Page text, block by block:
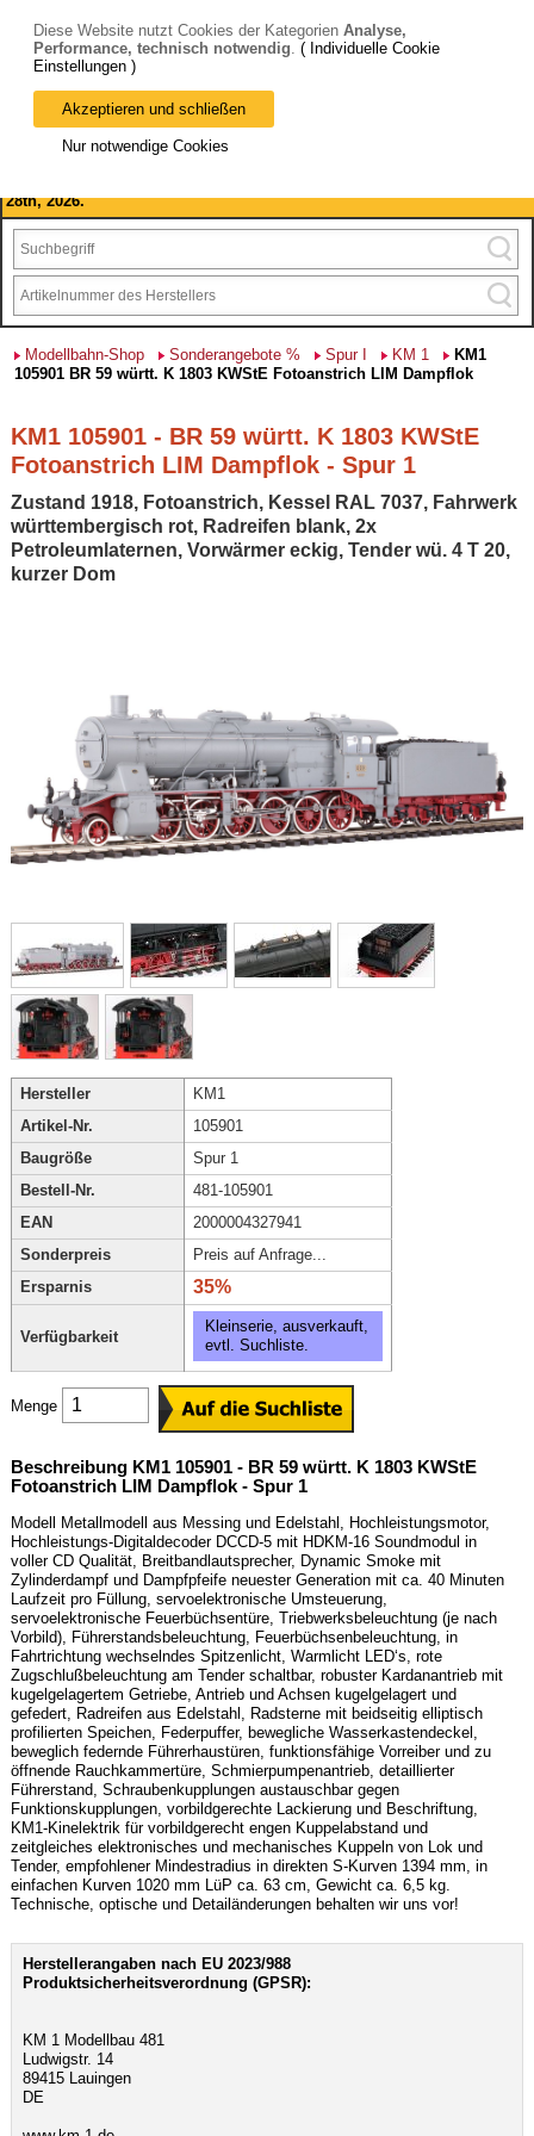
Bitte beachten Sie: wir machen Betriebsferien, vom 03. bis 28.
August 2026 haben wir geschlossen.
28th, 2026.
Modellbahn-Shop Sonderangebote % Spur I KM 1
KM1
105901 BR 59 württ. K 1803 KWStE Fotoanstrich LIM Dampflok
KM1 105901 - BR 59 württ. K 1803 KWStE
Fotoanstrich LIM Dampflok - Spur 1
Zustand 1918, Fotoanstrich, Kessel RAL 7037, Fahrwerk
württembergisch rot, Radreifen blank, 2x
Petroleumlaternen, Vorwärmer eckig, Tender wü. 4 T 20,
kurzer Dom
Hersteller
KM1
Artikel-Nr.
105901
Baugröße
Spur 1
Bestell-Nr.
481-105901
EAN
2000004327941
Sonderpreis
Preis auf Anfrage...
Ersparnis
35%
Verfügbarkeit
Kleinserie, ausverkauft,
evtl. Suchliste.
Menge
Beschreibung KM1 105901 - BR 59 württ. K 1803 KWStE
Fotoanstrich LIM Dampflok - Spur 1
Modell Metallmodell aus Messing und Edelstahl, Hochleistungsmotor,
Hochleistungs-Digitaldecoder DCCD-5 mit HDKM-16 Soundmodul in
voller CD Qualität, Breitbandlautsprecher, Dynamic Smoke mit
Zylinderdampf und Dampfpfeife neuester Generation mit ca. 40 Minuten
Laufzeit pro Füllung, servoelektronische Umsteuerung,
servoelektronische Feuerbüchsentüre, Triebwerksbeleuchtung (je nach
Vorbild), Führerstandsbeleuchtung, Feuerbüchsenbeleuchtung, in
Fahrtrichtung wechselndes Spitzenlicht, Warmlicht LED‘s, rote
Zugschlußbeleuchtung am Tender schaltbar, robuster Kardanantrieb mit
kugelgelagertem Getriebe, Antrieb und Achsen kugelgelagert und
gefedert, Radreifen aus Edelstahl, Radsterne mit beidseitig elliptisch
profilierten Speichen, Federpuffer, bewegliche Wasserkastendeckel,
beweglich federnde Führerhaustüren, funktionsfähige Vorreiber und zu
öffnende Rauchkammertüre, Schmierpumpenantrieb, detaillierter
Führerstand, Schraubenkupplungen austauschbar gegen
Funktionskupplungen, vorbildgerechte Lackierung und Beschriftung,
KM1-Kinelektrik für vorbildgerecht engen Kuppelabstand und
zeitgleiches elektronisches und mechanisches Kuppeln von Lok und
Tender, empfohlener Mindestradius in direkten S-Kurven 1394 mm, in
einfachen Kurven 1020 mm LüP ca. 63 cm, Gewicht ca. 6,5 kg.
Technische, optische und Detailänderungen behalten wir uns vor!
Herstellerangaben nach EU 2023/988
Produktsicherheitsverordnung (GPSR):
KM 1 Modellbau 481
Ludwigstr. 14
89415 Lauingen
DE
Diese Website nutzt Cookies der Kategorien Analyse,
Performance, technisch notwendig. ( Individuelle Cookie
Einstellungen )
Akzeptieren und schließen
Nur notwendige Cookies